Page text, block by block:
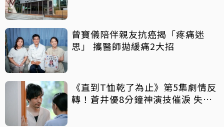
曾寶儀陪伴親友抗癌揭「疼痛迷
思」 攜醫師拋緩痛2大招
《直到T恤乾了為止》第5集劇情反
轉！蒼井優8分鐘神演技催淚 失蹤